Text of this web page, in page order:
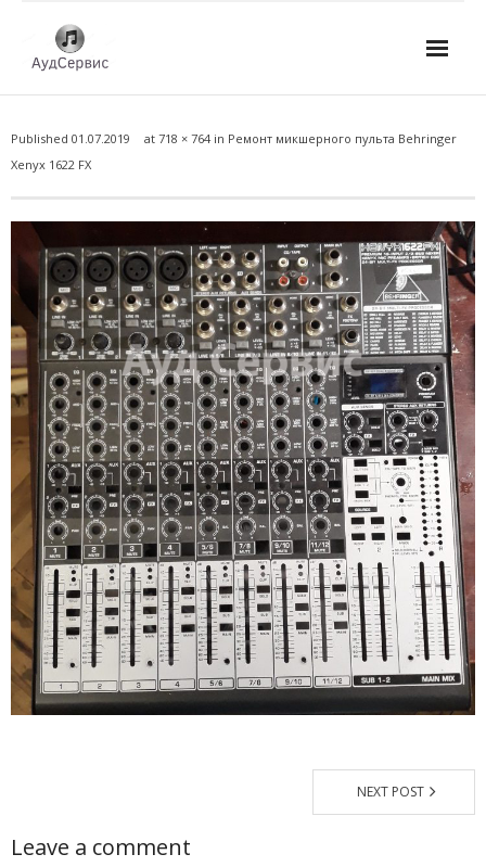
- Ремонт автомагнитол
- Ремонт микшерных пультов и консолей
- Ремонт активной акустики
- Ремонт домашних кинотеатров
- Ремонт музыкальных центров
- Ремонт аудио для клубов, ресторанов, школ
- Изготовление усилителей
Магазин
Наши работы
Отзывы
Гарантия
Доставка и оплата
- Улучшение звучания усилителя: развеиваем мифы о
Published 01.07.2019 at 718 × 764 in Ремонт микшерного пульта Behringer
Xenyx 1622 FX
NEXT POST
Leave a comment